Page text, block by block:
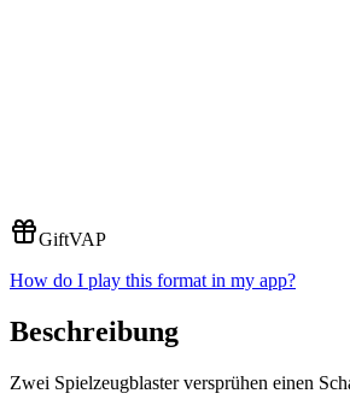
GiftVAP
How do I play this format in my app?
Beschreibung
Zwei Spielzeugblaster versprühen einen